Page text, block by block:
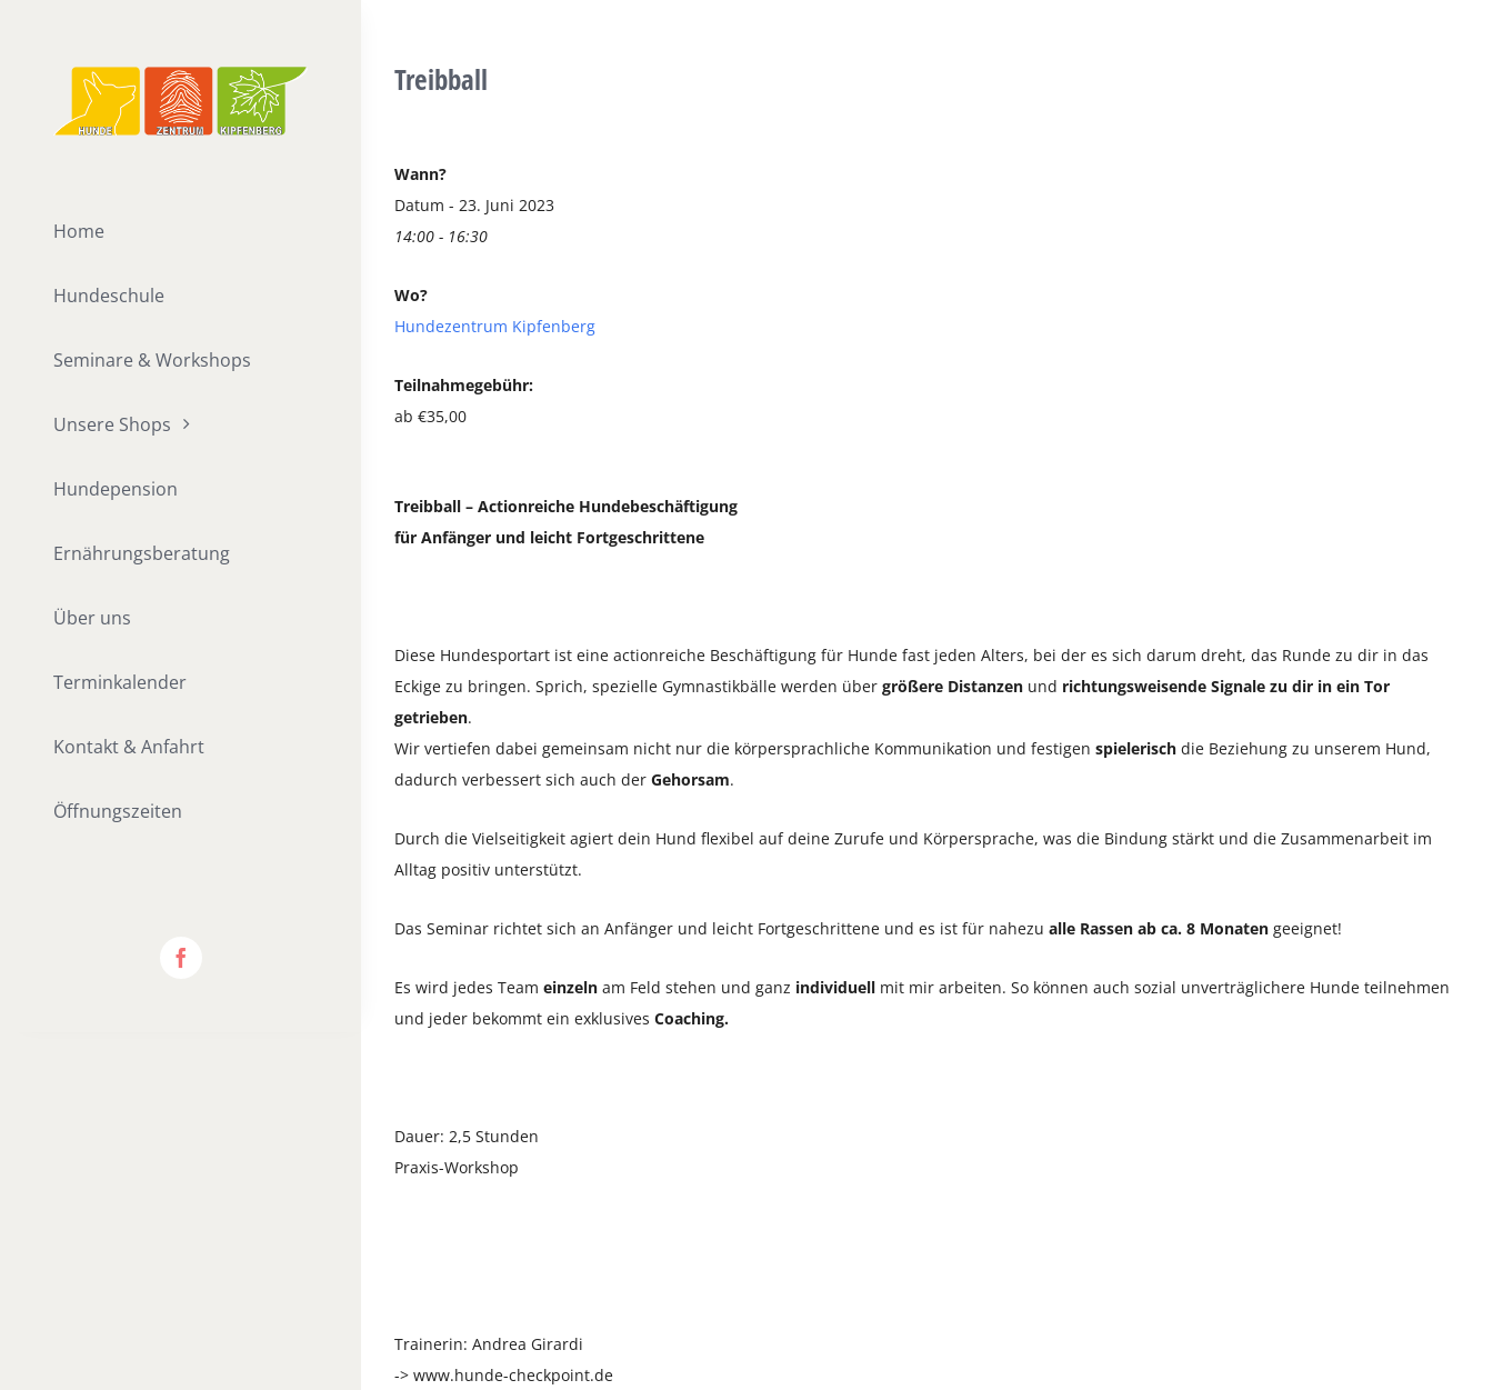
Home
Hundeschule
Seminare & Workshops
Unsere Shops
Hundepension
Ernährungsberatung
Über uns
Terminkalender
Kontakt & Anfahrt
Öffnungszeiten
Treibball
Wann?
Datum - 23. Juni 2023
14:00 - 16:30
Wo?
Hundezentrum Kipfenberg
Teilnahmegebühr:
ab €35,00
Treibball – Actionreiche Hundebeschäftigung
für Anfänger und leicht Fortgeschrittene
Diese Hundesportart ist eine actionreiche Beschäftigung für Hunde fast jeden Alters, bei der es sich darum dreht, das Runde zu dir in das
Eckige zu bringen. Sprich, spezielle Gymnastikbälle werden über größere Distanzen und richtungsweisende Signale zu dir in ein Tor
getrieben.
Wir vertiefen dabei gemeinsam nicht nur die körpersprachliche Kommunikation und festigen spielerisch die Beziehung zu unserem Hund,
dadurch verbessert sich auch der Gehorsam.
Durch die Vielseitigkeit agiert dein Hund flexibel auf deine Zurufe und Körpersprache, was die Bindung stärkt und die Zusammenarbeit im
Alltag positiv unterstützt.
Das Seminar richtet sich an Anfänger und leicht Fortgeschrittene und es ist für nahezu alle Rassen ab ca. 8 Monaten geeignet!
Es wird jedes Team einzeln am Feld stehen und ganz individuell mit mir arbeiten. So können auch sozial unverträglichere Hunde teilnehmen
und jeder bekommt ein exklusives Coaching.
Dauer: 2,5 Stunden
Praxis-Workshop
Trainerin: Andrea Girardi
-> www.hunde-checkpoint.de